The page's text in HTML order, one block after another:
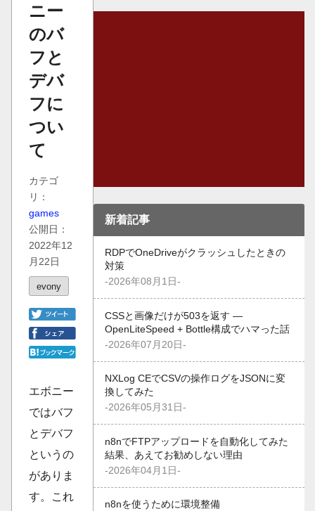
ニー
のバ
フと
デバ
フに
つい
て
カテゴ
リ：
games
公開日：
2022年12
月22日
evony
エボニー
ではバフ
とデバフ
というの
がありま
す。これ
新着記事
RDPでOneDriveがクラッシュしたときの
対策
-2026年08月1日-
CSSと画像だけが503を返す —
OpenLiteSpeed + Bottle構成でハマった話
-2026年07月20日-
NXLog CEでCSVの操作ログをJSONに変
換してみた
-2026年05月31日-
n8nでFTPアップロードを自動化してみた
結果、あえてお勧めしない理由
-2026年04月1日-
n8nを使うために環境整備